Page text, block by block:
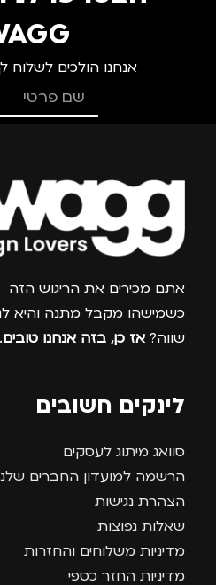
אנחנו הולכים לשלוח
אתם מכירים את הריגוש הזה
כשמישהו מקבל מתנה והיא
שווה? אז כן, בזה אנחנו טובים.
לינקים חשובים
סוואג מיתוג לעסקים
הרשמה למועדון החברים
הצהרת נגישות
שאלות נפוצות
מדיניות משלוחים והחזרות
מדיניות החזר כספי